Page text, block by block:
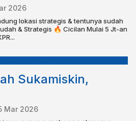
2026
lokasi strategis & tentunya sudah
& Strategis 🔥 Cicilan Mulai 5 Jt-an
Sukamiskin,
Mar 2026